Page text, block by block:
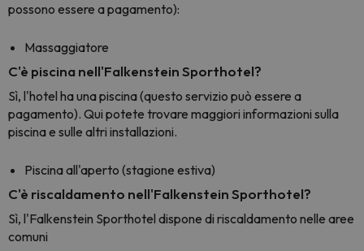
possono essere a pagamento):
Massaggiatore
C'è piscina nell'Falkenstein Sporthotel?
Sì, l'hotel ha una piscina (questo servizio può essere a
pagamento). Qui potete trovare maggiori informazioni sulla
piscina e sulle altri installazioni.
Piscina all'aperto (stagione estiva)
C'è riscaldamento nell'Falkenstein Sporthotel?
Sì, l'Falkenstein Sporthotel dispone di riscaldamento nelle aree
comuni